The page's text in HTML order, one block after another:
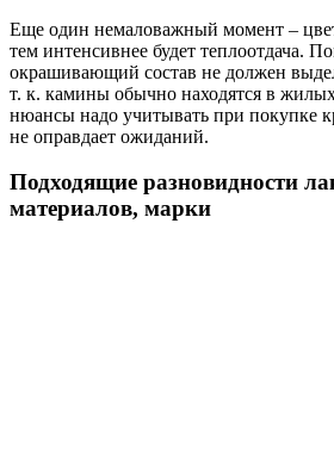
Еще один немаловажный момент –
тем интенсивнее будет теплоотдача.
окрашивающий состав не должен
т. к. камины обычно находятся в
нюансы надо учитывать при покупке
не оправдает ожиданий.
Подходящие разновидности
материалов, марки